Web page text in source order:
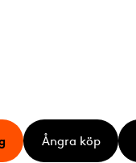
Ångra köp